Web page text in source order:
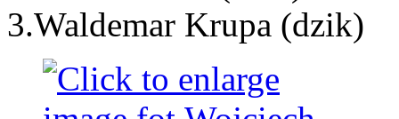
3.Waldemar Krupa (dzik)